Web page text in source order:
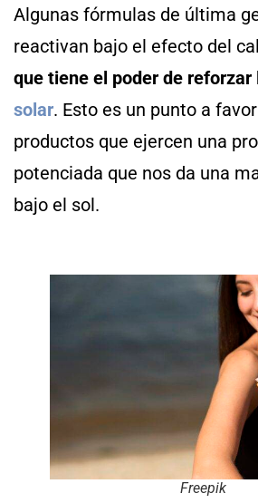
Algunas fórmulas de última
reactivan bajo el efecto del
que tiene el poder de reforzar
solar. Esto es un punto a
productos que ejercen una
potenciada que nos da una
bajo el sol.
Freepik